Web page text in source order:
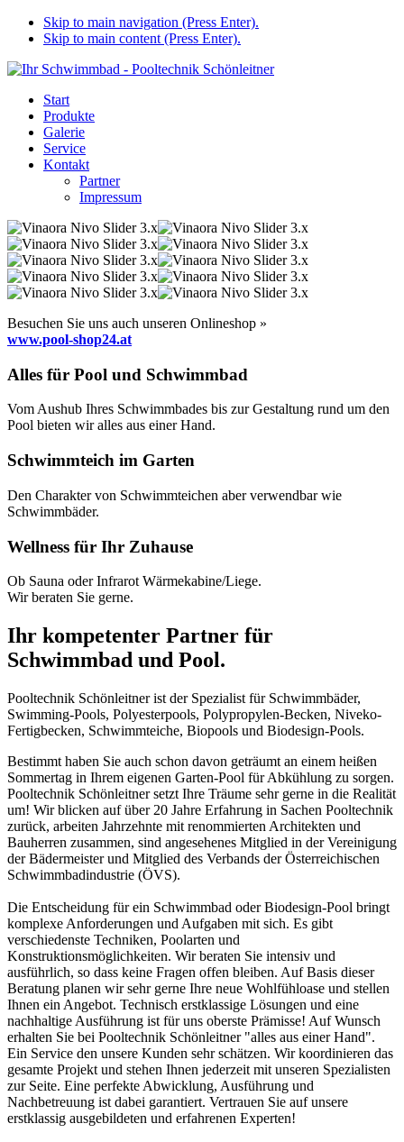
Skip to main navigation (Press Enter).
Skip to main content (Press Enter).
Start
Produkte
Galerie
Service
Kontakt
Partner
Impressum
Besuchen Sie uns auch unseren Onlineshop »
www.pool-shop24.at
Alles für Pool und Schwimmbad
Vom Aushub Ihres Schwimmbades bis zur Gestaltung rund um den
Pool bieten wir alles aus einer Hand.
Schwimmteich im Garten
Den Charakter von Schwimmteichen aber verwendbar wie
Schwimmbäder.
Wellness für Ihr Zuhause
Ob Sauna oder Infrarot Wärmekabine/Liege.
Wir beraten Sie gerne.
Ihr kompetenter Partner für
Schwimmbad und Pool.
Pooltechnik Schönleitner ist der Spezialist für Schwimmbäder,
Swimming-Pools, Polyesterpools, Polypropylen-Becken, Niveko-
Fertigbecken, Schwimmteiche, Biopools und Biodesign-Pools.
Bestimmt haben Sie auch schon davon geträumt an einem heißen
Sommertag in Ihrem eigenen Garten-Pool für Abkühlung zu sorgen.
Pooltechnik Schönleitner setzt Ihre Träume sehr gerne in die Realität
um! Wir blicken auf über 20 Jahre Erfahrung in Sachen Pooltechnik
zurück, arbeiten Jahrzehnte mit renommierten Architekten und
Bauherren zusammen, sind angesehenes Mitglied in der Vereinigung
der Bädermeister und Mitglied des Verbands der Österreichischen
Schwimmbadindustrie (ÖVS).
Die Entscheidung für ein Schwimmbad oder Biodesign-Pool bringt
komplexe Anforderungen und Aufgaben mit sich. Es gibt
verschiedenste Techniken, Poolarten und
Konstruktionsmöglichkeiten. Wir beraten Sie intensiv und
ausführlich, so dass keine Fragen offen bleiben. Auf Basis dieser
Beratung planen wir sehr gerne Ihre neue Wohlfühloase und stellen
Ihnen ein Angebot. Technisch erstklassige Lösungen und eine
nachhaltige Ausführung ist für uns oberste Prämisse! Auf Wunsch
erhalten Sie bei Pooltechnik Schönleitner "alles aus einer Hand".
Ein Service den unsere Kunden sehr schätzen. Wir koordinieren das
gesamte Projekt und stehen Ihnen jederzeit mit unseren Spezialisten
zur Seite. Eine perfekte Abwicklung, Ausführung und
Nachbetreuung ist dabei garantiert. Vertrauen Sie auf unsere
erstklassig ausgebildeten und erfahrenen Experten!